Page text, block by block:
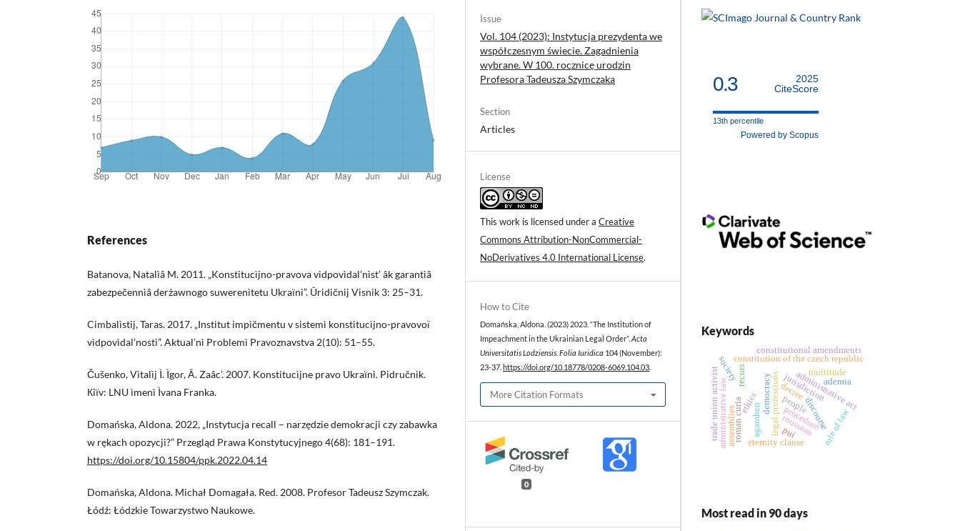
References
Batanova, Natalìâ M. 2011. „Konstitucìjno-pravova vidpovìdal’nìst’ âk garantìâ
zabezpečennìâ derżawnogo suwerenìtetu Ukraїni”. Ûridičnij Visnik 3: 25–31.
Cimbalìstij, Taras. 2017. „Institut impìčmentu v sistemì konstitucìjno-pravovoï
vidpovìdal’nostì”. Aktual’nì Problemì Pravoznavstva 2(10): 51–55.
Čušenko, Vìtalìj Ì. Ìgor, Â. Zaâc’. 2007. Konstitucìjne pravo Ukraїni. Pidručnik.
Кiїv: LNU ìmenì Ìvana Franka.
Domańska, Aldona. 2022, „Instytucja recall – narzędzie demokracji czy zabawka
w rękach opozycji?” Przegląd Prawa Konstytucyjnego 4(68): 181–191.
https://doi.org/10.15804/ppk.2022.04.14
Domańska, Aldona. Michał Domagała. Red. 2008. Profesor Tadeusz Szymczak.
Łódź: Łódzkie Towarzystwo Naukowe.
Issue
Vol. 104 (2023): Instytucja prezydenta we
współczesnym świecie. Zagadnienia
wybrane. W 100. rocznicę urodzin
Profesora Tadeusza Szymczaka
Section
Articles
License
This work is licensed under a Creative
Commons Attribution-NonCommercial-
NoDerivatives 4.0 International License.
How to Cite
Domańska, Aldona. (2023) 2023. “The Institution of
Impeachment in the Ukrainian Legal Order”. Acta
Universitatis Lodziensis. Folia Iuridica 104 (November):
23-37. https://doi.org/10.18778/0208-6069.104.03
More Citation Formats
0
0.3
2025
CiteScore
13th percentile
Powered by Scopus
Keywords
ethics legal professions discourse
jurisdiction
recurs
roman curia
decreeadministrative act
procedure
democracy
rule of law
constitution of the czech republic
eternity clause
constitutional amendments
assemblies
administrative law agamben
ademia
people
multitude
rousseau
trade union activist pui
society
Most read in 90 days